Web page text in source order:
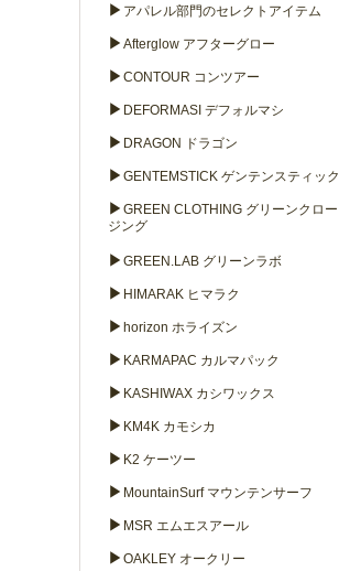
▶ アパレル部門のセレクトアイテム
▶ Afterglow アフターグロー
▶ CONTOUR コンツアー
▶ DEFORMASI デフォルマシ
▶ DRAGON ドラゴン
▶ GENTEMSTICK ゲンテンスティック
▶ GREEN CLOTHING グリーンクロー
ジング
▶ GREEN.LAB グリーンラボ
▶ HIMARAK ヒマラク
▶ horizon ホライズン
▶ KARMAPAC カルマパック
▶ KASHIWAX カシワックス
▶ KM4K カモシカ
▶ K2 ケーツー
▶ MountainSurf マウンテンサーフ
▶ MSR エムエスアール
▶ OAKLEY オークリー